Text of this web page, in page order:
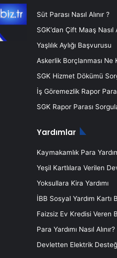
Süt Parası Nasıl Alınır ?
SGK’dan Çift Maaş Nasıl
Yaşlılık Aylığı Başvurusu
Askerlik Borçlanması Ne
SGK Hizmet Dökümü
İş Göremezlik Rapor
SGK Rapor Parası
Yardımlar
Kaymakamlık Para
Yeşil Kartlılara Verilen
Yoksullara Kira Yardımı
İBB Sosyal Yardım Kartı
Faizsiz Ev Kredisi Veren
Para Yardımı Nasıl Alınır?
Devletten Elektrik Desteği